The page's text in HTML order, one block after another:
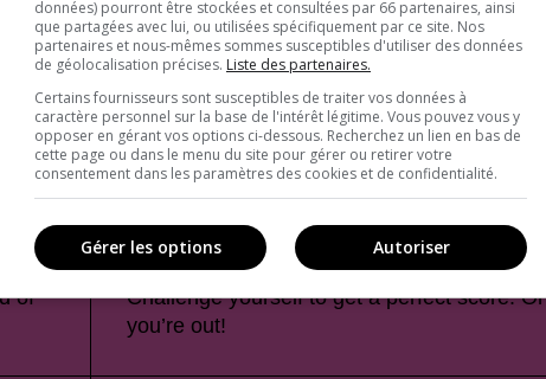
of
Challenge yourself to get a perfect score.
you’re out!
données) pourront être stockées et consultées par 66 partenaires, ainsi
que partagées avec lui, ou utilisées spécifiquement par ce site. Nos
partenaires et nous-mêmes sommes susceptibles d'utiliser des données
de géolocalisation précises. Liste des partenaires.
Certains fournisseurs sont susceptibles de traiter vos données à
caractère personnel sur la base de l'intérêt légitime. Vous pouvez vous y
opposer en gérant vos options ci-dessous. Recherchez un lien en bas de
cette page ou dans le menu du site pour gérer ou retirer votre
consentement dans les paramètres des cookies et de confidentialité.
Autoriser
Gérer les options